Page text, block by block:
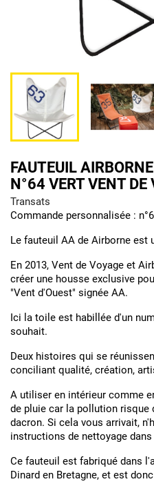
FAUTEUIL
N°64 VERT VENT DE
Transats
Commande personnalisée :
Le fauteuil AA de Airborne est
En 2013, Vent de Voyage et
créer une housse exclusive
"Vent d'Ouest" signée AA.
Ici la toile est habillée d'un
souhait.
Deux histoires qui se
conciliant qualité, création,
A utiliser en intérieur comme
de pluie car la pollution risque
dacron. Si cela vous arrivait,
instructions de nettoyage dans
Ce fauteuil est fabriqué dans
Dinard en Bretagne, et est